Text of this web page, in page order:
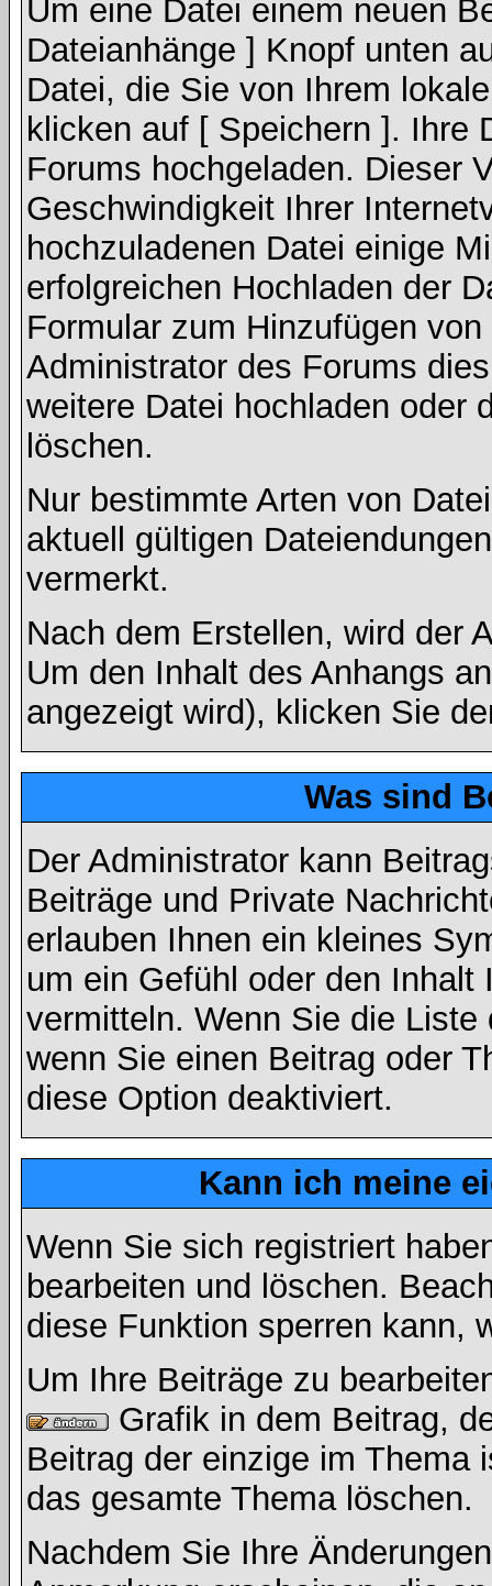
Um eine Datei einem neuen
Dateianhänge ] Knopf unten
Datei, die Sie von Ihrem
klicken auf [ Speichern ]. Ihre
Forums hochgeladen. Dieser
Geschwindigkeit Ihrer
hochzuladenen Datei einige
erfolgreichen Hochladen der
Formular zum Hinzufügen
Administrator des Forums
weitere Datei hochladen oder
löschen.
Nur bestimmte Arten von
aktuell gültigen
vermerkt.
Nach dem Erstellen, wird der
Um den Inhalt des Anhangs
angezeigt wird), klicken Sie
Was sind
Der Administrator kann
Beiträge und Private
erlauben Ihnen ein kleines
um ein Gefühl oder den
vermitteln. Wenn Sie die
wenn Sie einen Beitrag oder
diese Option deaktiviert.
Kann ich meine
Wenn Sie sich registriert
bearbeiten und löschen.
diese Funktion sperren kann,
Um Ihre Beiträge zu
Grafik in dem Beitrag,
Beitrag der einzige im Thema
das gesamte Thema löschen.
Nachdem Sie Ihre